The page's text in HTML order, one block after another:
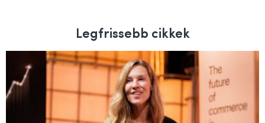
Legfrissebb cikkek